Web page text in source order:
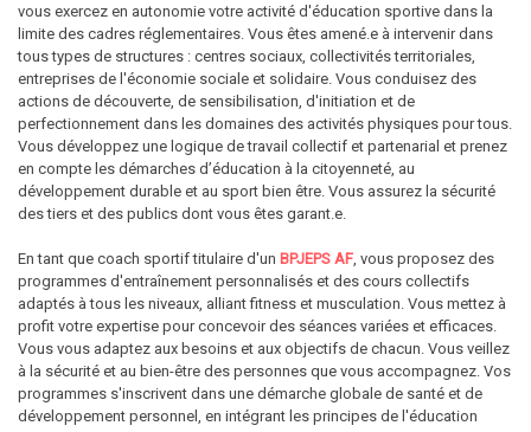
vous exercez en autonomie votre activité d'éducation sportive dans la
limite des cadres réglementaires. Vous êtes amené.e à intervenir dans
tous types de structures : centres sociaux, collectivités territoriales,
entreprises de l'économie sociale et solidaire. Vous conduisez des
actions de découverte, de sensibilisation, d'initiation et de
perfectionnement dans les domaines des activités physiques pour tous.
Vous développez une logique de travail collectif et partenarial et prenez
en compte les démarches d’éducation à la citoyenneté, au
développement durable et au sport bien être. Vous assurez la sécurité
des tiers et des publics dont vous êtes garant.e.
En tant que coach sportif titulaire d'un BPJEPS AF, vous proposez des
programmes d'entraînement personnalisés et des cours collectifs
adaptés à tous les niveaux, alliant fitness et musculation. Vous mettez à
profit votre expertise pour concevoir des séances variées et efficaces.
Vous vous adaptez aux besoins et aux objectifs de chacun. Vous veillez
à la sécurité et au bien-être des personnes que vous accompagnez. Vos
programmes s'inscrivent dans une démarche globale de santé et de
développement personnel, en intégrant les principes de l'éducation